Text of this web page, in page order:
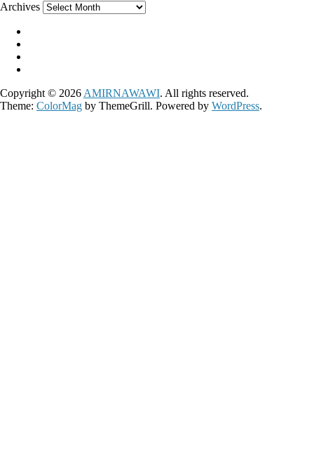
Archives
Copyright © 2026 AMIRNAWAWI. All rights reserved.
Theme: ColorMag by ThemeGrill. Powered by WordPress.